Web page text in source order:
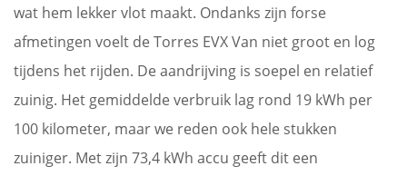
wat hem lekker vlot maakt. Ondanks zijn forse
afmetingen voelt de Torres EVX Van niet groot en log
tijdens het rijden. De aandrijving is soepel en relatief
zuinig. Het gemiddelde verbruik lag rond 19 kWh per
100 kilometer, maar we reden ook hele stukken
zuiniger. Met zijn 73,4 kWh accu geeft dit een